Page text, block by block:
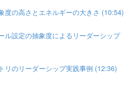
の高さとエネルギーの大きさ (10:54)
設定の抽象度によるリーダーシップ
のリーダーシップ実践事例 (12:36)